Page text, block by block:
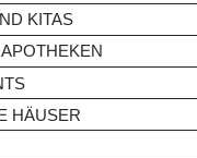
KITAS
HÄUSER